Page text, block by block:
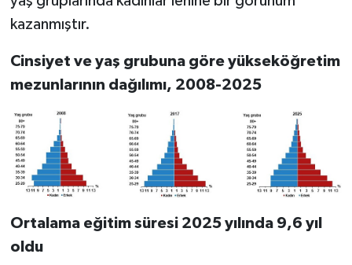
kazanmıştır.
Cinsiyet ve yaş grubuna göre yükseköğretim
mezunlarının dağılımı, 2008-2025
Ortalama eğitim süresi 2025 yılında 9,6 yıl
oldu